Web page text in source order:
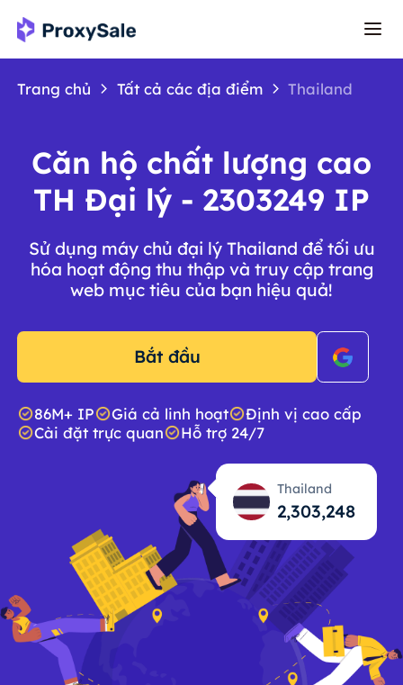
Trang chủ Tất cả các địa điểm Thailand
Căn hộ chất lượng cao
TH Đại lý - 2303249 IP
Sử dụng máy chủ đại lý Thailand để tối ưu
hóa hoạt động thu thập và truy cập trang
web mục tiêu của bạn hiệu quả!
Bắt đầu
86M+ IP Giá cả linh hoạt
Định vị cao cấp
Cài đặt trực quan
Hỗ trợ 24/7
Thailand
2,303,249